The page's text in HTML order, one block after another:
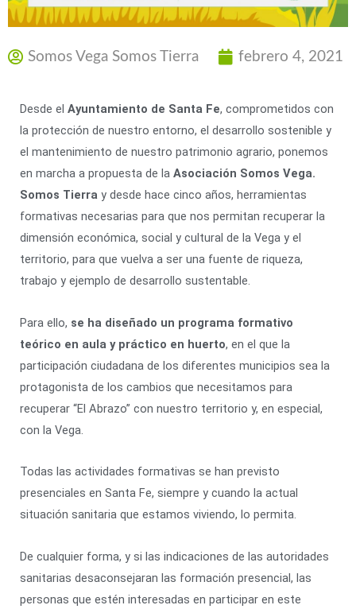
Somos Vega Somos Tierra febrero 4, 2021
Desde el Ayuntamiento de Santa Fe, comprometidos con
la protección de nuestro entorno, el desarrollo sostenible y
el mantenimiento de nuestro patrimonio agrario, ponemos
en marcha a propuesta de la Asociación Somos Vega.
Somos Tierra y desde hace cinco años, herramientas
formativas necesarias para que nos permitan recuperar la
dimensión económica, social y cultural de la Vega y el
territorio, para que vuelva a ser una fuente de riqueza,
trabajo y ejemplo de desarrollo sustentable.
Para ello, se ha diseñado un programa formativo
teórico en aula y práctico en huerto, en el que la
participación ciudadana de los diferentes municipios sea la
protagonista de los cambios que necesitamos para
recuperar “El Abrazo” con nuestro territorio y, en especial,
con la Vega.
Todas las actividades formativas se han previsto
presenciales en Santa Fe, siempre y cuando la actual
situación sanitaria que estamos viviendo, lo permita.
De cualquier forma, y si las indicaciones de las autoridades
sanitarias desaconsejaran las formación presencial, las
personas que estén interesadas en participar en este